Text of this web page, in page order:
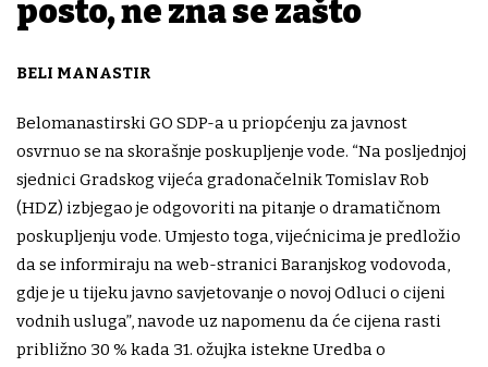
posto, ne zna se zašto
BELI MANASTIR
Belomanastirski GO SDP-a u priopćenju za javnost
osvrnuo se na skorašnje poskupljenje vode. “Na posljednjoj
sjednici Gradskog vijeća gradonačelnik Tomislav Rob
(HDZ) izbjegao je odgovoriti na pitanje o dramatičnom
poskupljenju vode. Umjesto toga, vijećnicima je predložio
da se informiraju na web-stranici Baranjskog vodovoda,
gdje je u tijeku javno savjetovanje o novoj Odluci o cijeni
vodnih usluga”, navode uz napomenu da će cijena rasti
približno 30 % kada 31. ožujka istekne Uredba o